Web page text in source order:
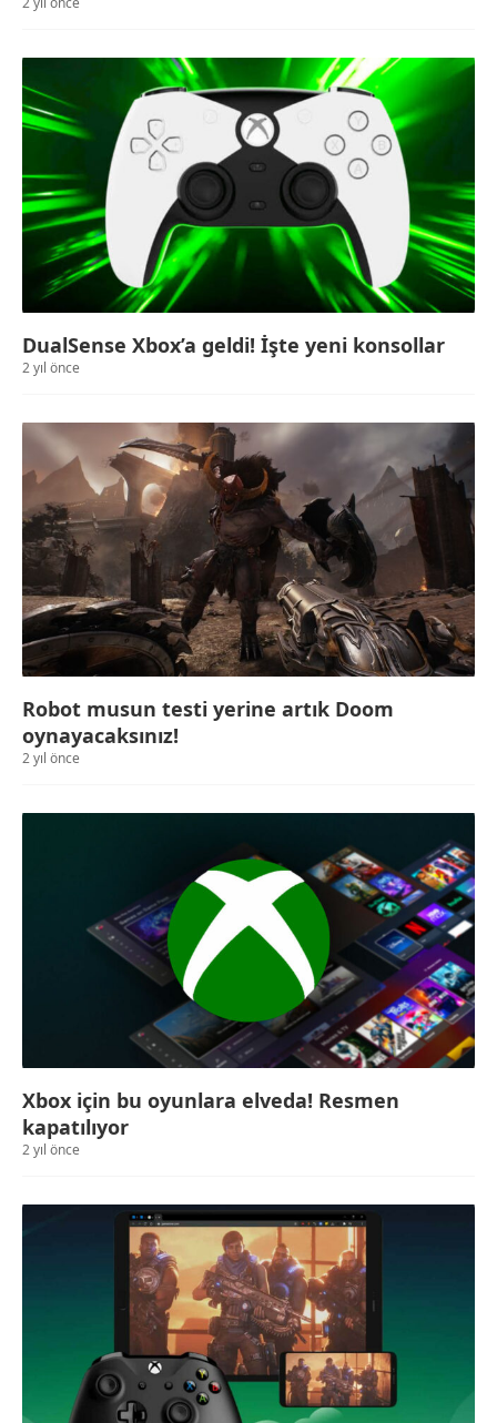
DualSense Xbox’a geldi! İşte yeni konsollar
2 yıl önce
Robot musun testi yerine artık Doom
oynayacaksınız!
2 yıl önce
Xbox için bu oyunlara elveda! Resmen
kapatılıyor
2 yıl önce